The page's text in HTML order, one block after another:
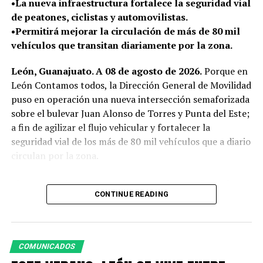
tendencias que ya están transformando la manera en
que vivimos, trabajamos, nos movemos y convivimos”,
expresó.
proceso permitirá que León llegue a su 450 aniversario
no solo para celebrar su historia, sino también para
imaginar y construir la ciudad que quiere ser en las
próximas décadas, con una visión compartida entre los
distintos sectores de la sociedad.
“Porque una ciudad con 450 años de historia
valentía su siguiente etapa”, agregó.
SEIS EJES PARA IMAGINAR EL LEÓN DEL FUTURO
Seguridad Ciudadana y Participación Social, con la
•La nueva infraestructura fortalece la seguridad vial
de peatones, ciclistas y automovilistas.
•Permitirá mejorar la circulación de más de 80 mil
vehículos que transitan diariamente por la zona.
León, Guanajuato. A 08 de agosto de 2026.Porque en
León Contamos todos, la Dirección General de Movilidad
puso en operación una nueva intersección semaforizada
sobre el bulevar Juan Alonso de Torres y Punta del Este;
a fin de agilizar el flujo vehicular y fortalecer la
seguridad vial de los más de 80 mil vehículos que a diario
circulan por la zona.
El proyecto de esta nueva intersección semaforizada no
solo contempló la instalación de dispositivos de control
camellones sobre el bulevar Juan Alonso de Torres para
permitir el cruce de sur a norte sobre Punta del Este y
se realizó el cierre de las salidas a lateral cercanas para
CONTINUE READING
COMUNICADOS